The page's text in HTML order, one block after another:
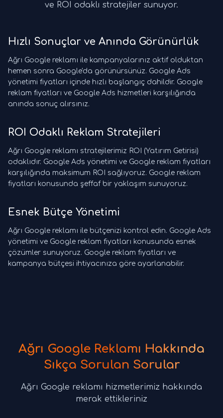
ve ROI odaklı stratejiler sunuyor.
Hızlı Sonuçlar ve Anında Görünürlük
Ağrı Google reklamı ile kampanyalarınız aktif olduktan
hemen sonra Google'da görünürsünüz. Google Ads
yönetimi fiyatları içinde hızlı başlangıç dahildir. Google
reklam fiyatları ve Google Ads hizmetleri karşılığında
anında sonuç alırsınız.
ROI Odaklı Reklam Stratejileri
Ağrı Google reklamı stratejilerimiz ROI (Yatırım Getirisi)
odaklıdır. Google Ads yönetimi ve Google reklam fiyatları
karşılığında maksimum ROI sağlıyoruz. Google reklam
fiyatları konusunda şeffaf bir yaklaşım sunuyoruz.
Esnek Bütçe Yönetimi
Ağrı Google reklamı ile bütçenizi kontrol edin. Google Ads
yönetimi ve Google reklam fiyatları konusunda esnek
çözümler sunuyoruz. Google reklam fiyatları ve
kampanya bütçesi ihtiyacınıza göre ayarlanabilir.
Ağrı Google Reklamı Hakkında
Sıkça Sorulan Sorular
Ağrı Google reklamı hizmetlerimiz hakkında
merak ettikleriniz